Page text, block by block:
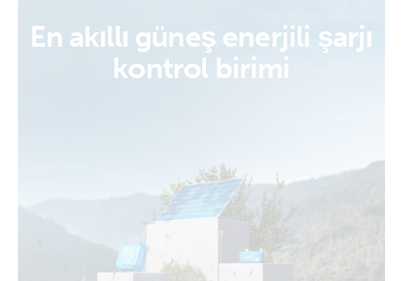
En akıllı güneş enerjili şarjı
kontrol birimi